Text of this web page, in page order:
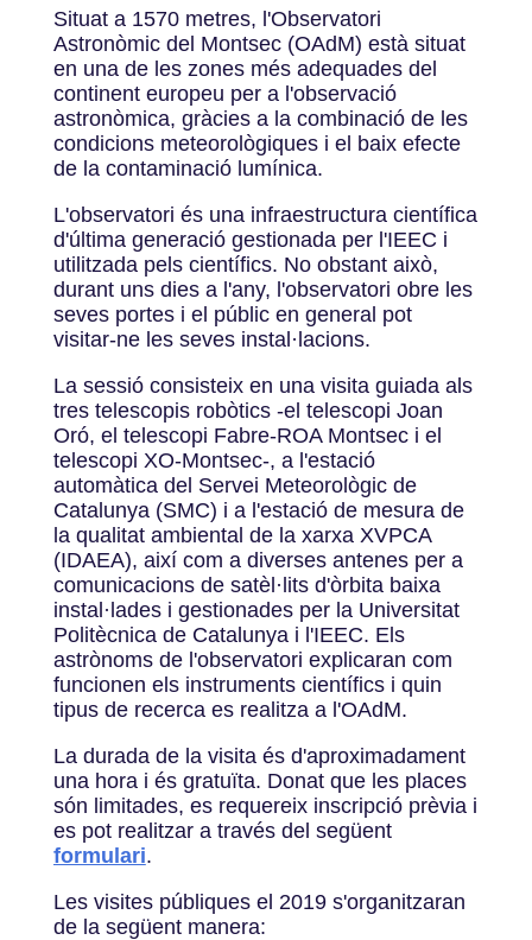
Situat a 1570 metres, l'Observatori
Astronòmic del Montsec (OAdM) està situat
en una de les zones més adequades del
continent europeu per a l'observació
astronòmica, gràcies a la combinació de les
condicions meteorològiques i el baix efecte
de la contaminació lumínica.
L'observatori és una infraestructura científica
d'última generació gestionada per l'IEEC i
utilitzada pels científics. No obstant això,
durant uns dies a l'any, l'observatori obre les
seves portes i el públic en general pot
visitar-ne les seves instal·lacions.
La sessió consisteix en una visita guiada als
tres telescopis robòtics -el telescopi Joan
Oró, el telescopi Fabre-ROA Montsec i el
telescopi XO-Montsec-, a l'estació
automàtica del Servei Meteorològic de
Catalunya (SMC) i a l'estació de mesura de
la qualitat ambiental de la xarxa XVPCA
(IDAEA), així com a diverses antenes per a
comunicacions de satèl·lits d'òrbita baixa
instal·lades i gestionades per la Universitat
Politècnica de Catalunya i l'IEEC. Els
astrònoms de l'observatori explicaran com
funcionen els instruments científics i quin
tipus de recerca es realitza a l'OAdM.
La durada de la visita és d'aproximadament
una hora i és gratuïta. Donat que les places
són limitades, es requereix inscripció prèvia i
es pot realitzar a través del següent
formulari.
Les visites públiques el 2019 s'organitzaran
de la següent manera: